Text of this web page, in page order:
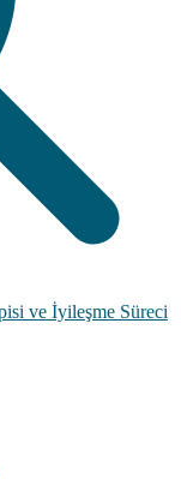
ve İyileşme Süreci